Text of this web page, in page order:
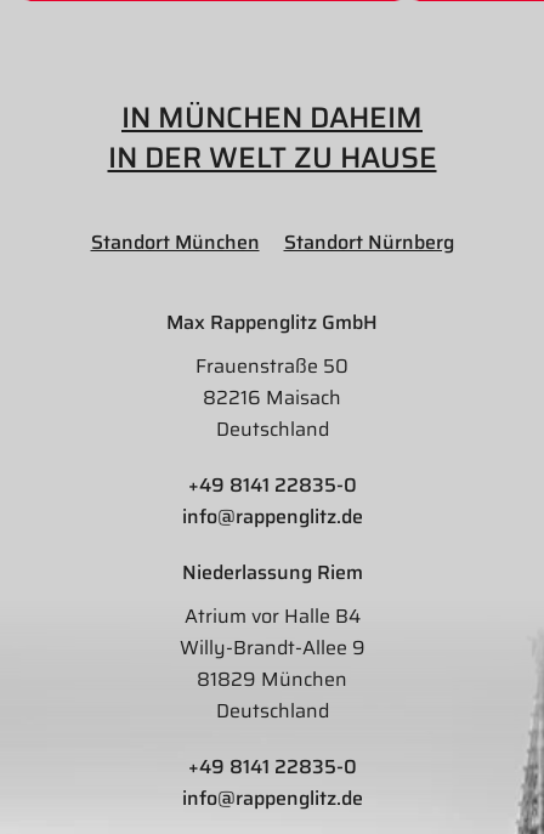
IN MÜNCHEN DAHEIM
IN DER WELT ZU HAUSE
Standort München Standort Nürnberg
Max Rappenglitz GmbH
Frauenstraße 50
82216 Maisach
Deutschland
+49 8141 22835-0
info@rappenglitz.de
Niederlassung Riem
Atrium vor Halle B4
Willy-Brandt-Allee 9
81829 München
Deutschland
+49 8141 22835-0
info@rappenglitz.de